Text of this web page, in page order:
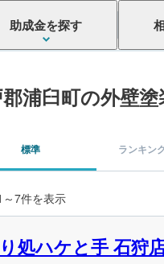
助成金を探す
郡浦臼町の外壁
標準 ランキン
7件を表示
処ハケと手 石狩